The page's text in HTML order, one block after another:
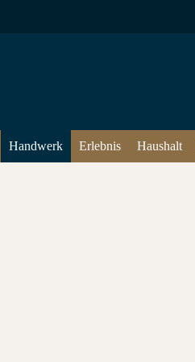
Handwerk Erlebnis Haushalt